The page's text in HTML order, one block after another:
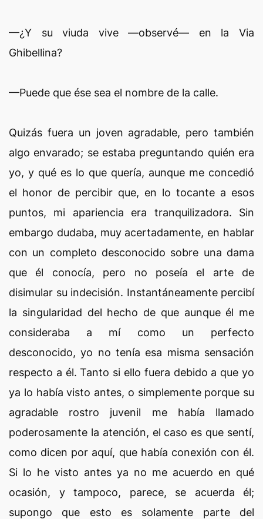
—¿Y su viuda vive —observé— en la Via
Ghibellina?
—Puede que ése sea el nombre de la calle.
Quizás fuera un joven agradable, pero también
algo envarado; se estaba preguntando quién era
yo, y qué es lo que quería, aunque me concedió
el honor de percibir que, en lo tocante a esos
puntos, mi apariencia era tranquilizadora. Sin
embargo dudaba, muy acertadamente, en hablar
con un completo desconocido sobre una dama
que él conocía, pero no poseía el arte de
disimular su indecisión. Instantáneamente percibí
la singularidad del hecho de que aunque él me
consideraba a mí como un perfecto
desconocido, yo no tenía esa misma sensación
respecto a él. Tanto si ello fuera debido a que yo
ya lo había visto antes, o simplemente porque su
agradable rostro juvenil me había llamado
poderosamente la atención, el caso es que sentí,
como dicen por aquí, que había conexión con él.
Si lo he visto antes ya no me acuerdo en qué
ocasión, y tampoco, parece, se acuerda él;
supongo que esto es solamente parte del